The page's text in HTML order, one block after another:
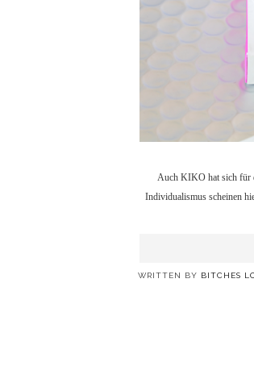
Auch KIKO hat sich für
Individualismus scheinen
WRITTEN BY BITCHES